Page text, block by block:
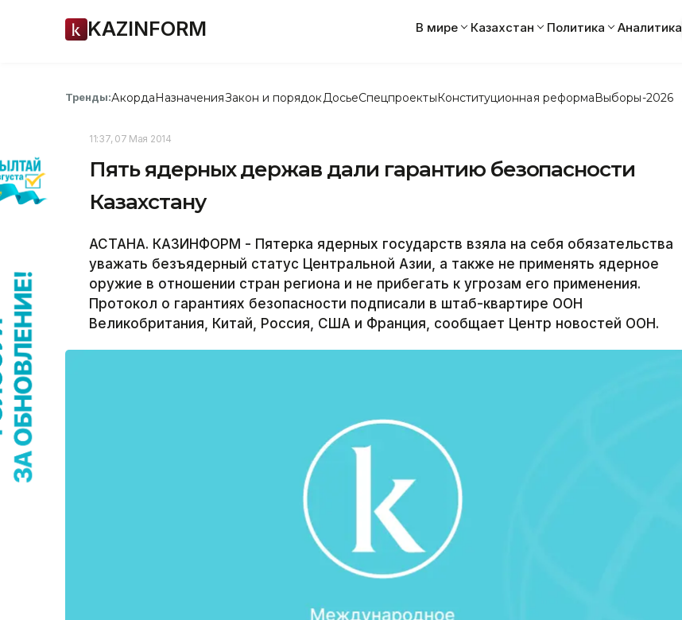
KAZINFORM В мире Казахстан Политика Аналитика
Тренды:АкордаНазначенияЗакон и порядок ДосьеСпецпроектыКонституционная реформаВыборы-2026
11:37, 07 Мая 2014
Пять ядерных держав дали гарантию безопасности
Казахстану
АСТАНА. КАЗИНФОРМ - Пятерка ядерных государств взяла на себя обязательства
уважать безъядерный статус Центральной Азии, а также не применять ядерное
оружие в отношении стран региона и не прибегать к угрозам его применения.
Протокол о гарантиях безопасности подписали в штаб-квартире ООН
Великобритания, Китай, Россия, США и Франция, сообщает Центр новостей ООН.